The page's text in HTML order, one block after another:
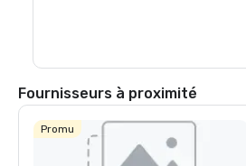
commencer votre soirée en ville.
Fournisseurs à proximité
Promu